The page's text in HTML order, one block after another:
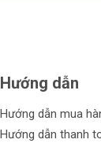
Hướng dẫn
Hướng dẫn mua
Hướng dẫn thanh